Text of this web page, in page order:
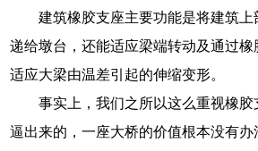
建筑橡胶支座主要功能是将建筑
递给墩台，还能适应梁端转动及通过
适应大梁由温差引起的伸缩变形。
事实上，我们之所以这么重视橡
逼出来的，一座大桥的价值根本没有